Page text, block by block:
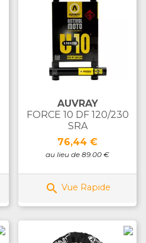
AUVRAY
FORCE 10 DF 120/230
SRA
Prix
76,44 €
au lieu de 89.00 €
 Vue Rapide